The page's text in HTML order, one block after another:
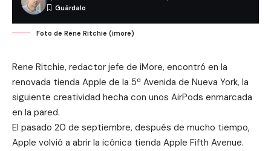
Foto de Rene Ritchie (imore)
Rene Ritchie, redactor jefe de iMore, encontró en la
renovada tienda Apple de la 5ª Avenida de Nueva York, la
siguiente creatividad hecha con unos AirPods enmarcada
en la pared.
El pasado 20 de septiembre, después de mucho tiempo,
Apple volvió a abrir la icónica tienda Apple Fifth Avenue.